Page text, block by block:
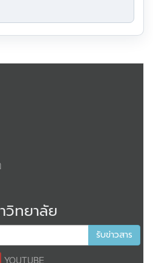
วิทยาลัย
รับข่าวสาร
YOUTUBE